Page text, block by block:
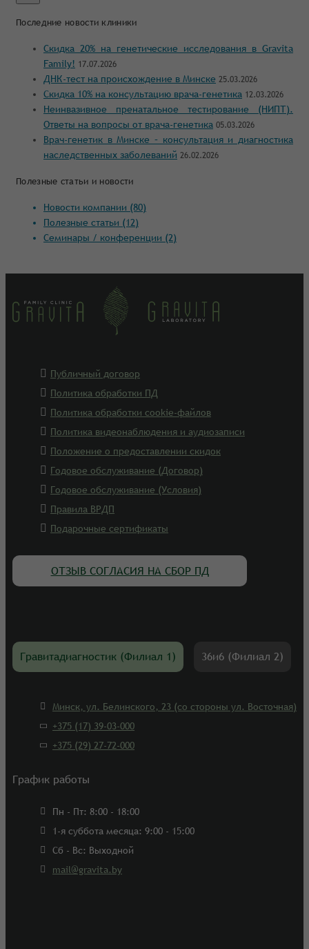
Последние новости клиники
Скидка 20% на генетические исследования в Gravita
Family! 17.07.2026
ДНК-тест на происхождение в Минске 25.03.2026
Cкидка 10% на консультацию врача-генетика 12.03.2026
Неинвазивное пренатальное тестирование (НИПТ).
Ответы на вопросы от врача-генетика 05.03.2026
Врач-генетик в Минске – консультация и диагностика
наследственных заболеваний 26.02.2026
Полезные статьи и новости
Новости компании (80)
Полезные статьи (12)
Семинары / конференции (2)
Публичный договор
Политика обработки ПД
Политика обработки cookie-файлов
Политика видеонаблюдения и аудиозаписи
Положение о предоставлении скидок
Годовое обслуживание (Договор)
Годовое обслуживание (Условия)
Правила ВРДП
Подарочные сертификаты
ОТЗЫВ СОГЛАСИЯ НА СБОР ПД
Гра­ви­та­ди­а­гно­стик (Филиал 1) 36и6 (Филиал 2)
Минск, ул. Белинского, 23 (со стороны ул. Восточная)
+375 (17) 39-03-000
+375 (29) 27-72-000
График работы
Пн - Пт: 8:00 - 18:00
1-я суббота месяца: 9:00 - 15:00
Cб - Вс: Выходной
mail@gravita.by